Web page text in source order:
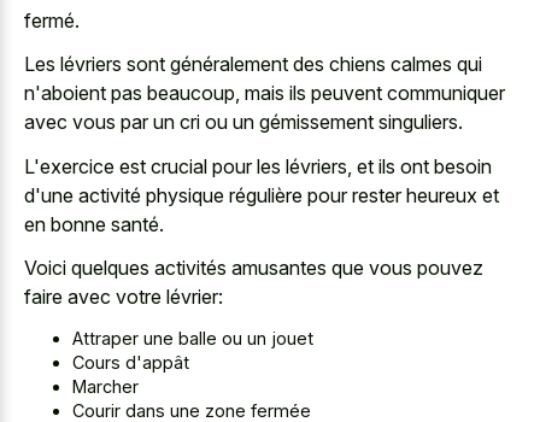
fermé.
Les lévriers sont généralement des chiens calmes qui
n'aboient pas beaucoup, mais ils peuvent communiquer
avec vous par un cri ou un gémissement singuliers.
L'exercice est crucial pour les lévriers, et ils ont besoin
d'une activité physique régulière pour rester heureux et
en bonne santé.
Voici quelques activités amusantes que vous pouvez
faire avec votre lévrier:
Attraper une balle ou un jouet
Cours d'appât
Marcher
Courir dans une zone fermée